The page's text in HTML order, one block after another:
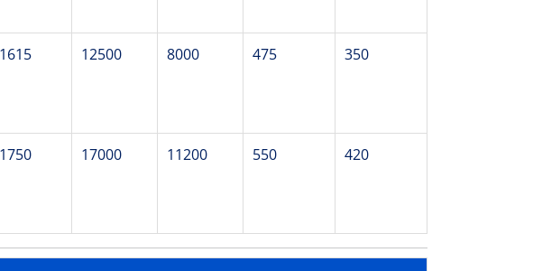
1615 12500 8000 475 350
1750 17000 11200 550 420